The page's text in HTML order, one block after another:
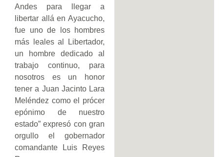
Andes para llegar a
libertar allá en Ayacucho,
fue uno de los hombres
más leales al Libertador,
un hombre dedicado al
trabajo continuo, para
nosotros es un honor
tener a Juan Jacinto Lara
Meléndez como el prócer
epónimo de nuestro
estado” expresó con gran
orgullo el gobernador
comandante Luis Reyes